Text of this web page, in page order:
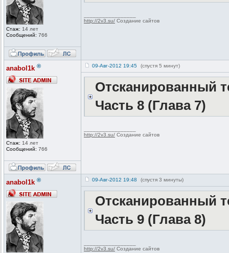
Стаж: 14 лет
Сообщений: 766
http://2v3.su/ Создание сайтов
anabol1k ®
Стаж: 14 лет
Сообщений: 766
09-Авг-2012 19:45 (спустя 5 минут)
Отсканированный
Часть 8 (Глава 7)
http://2v3.su/ Создание сайтов
anabol1k ® 09-Авг-2012 19:48 (спустя 3 минуты)
Отсканированный
Часть 9 (Глава 8)
http://2v3.su/ Создание сайтов